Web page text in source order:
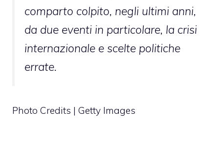
comparto colpito, negli ultimi anni,
da due eventi in particolare, la crisi
internazionale e scelte politiche
errate.
Photo Credits | Getty Images